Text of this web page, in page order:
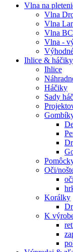
Vlna na
Vlna
Vlna
Vlna
Vlna -
Ihlice & háčiky
Ihlice
Háčiky
Sady
Oči/
Korálky
K